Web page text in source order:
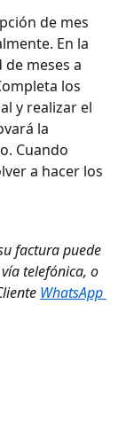
de mes
En la
meses a
los
y realizar el
la
Cuando
a hacer los
factura puede
telefónica, o
WhatsApp